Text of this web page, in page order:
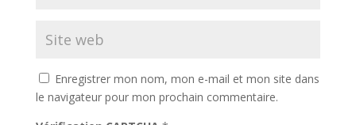
Enregistrer mon nom, mon e-mail et mon site dans
le navigateur pour mon prochain commentaire.